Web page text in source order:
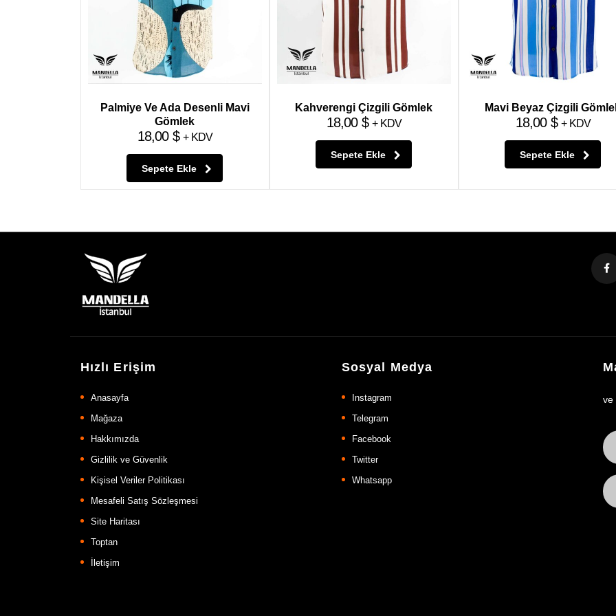
Palmiye Ve Ada Desenli Mavi
Gömlek
18,00 $ + KDV
Sepete Ekle
Kahverengi Çizgili Gömlek
18,00 $ + KDV
Sepete Ekle
Mavi Beyaz Çizgili
18,00 $ + KDV
Sepete Ekle
Hızlı Erişim
Anasayfa
Mağaza
Hakkımızda
Gizlilik ve Güvenlik
Kişisel Veriler Politikası
Mesafeli Satış Sözleşmesi
Site Haritası
Toptan
İletişim
Sosyal Medya
Instagram
Telegram
Facebook
Twitter
Whatsapp
ve